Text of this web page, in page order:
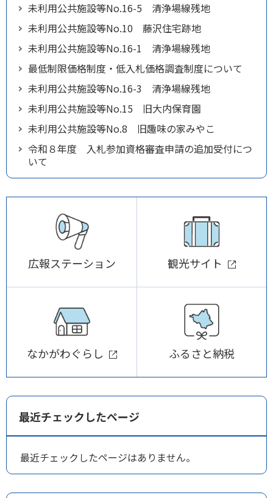
未利用公共施設等No.16-5 清浄場線残地
未利用公共施設等No.10 藤沢住宅跡地
未利用公共施設等No.16-1 清浄場線残地
最低制限価格制度・低入札価格調査制度について
未利用公共施設等No.16-3 清浄場線残地
未利用公共施設等No.15 旧大内保育園
未利用公共施設等No.8 旧趣味の家みやこ
令和８年度 入札参加資格審査申請の追加受付につ
いて
広報ステーション 観光サイト
なかがわぐらし ふるさと納税
最近チェックしたページ
最近チェックしたページはありません。